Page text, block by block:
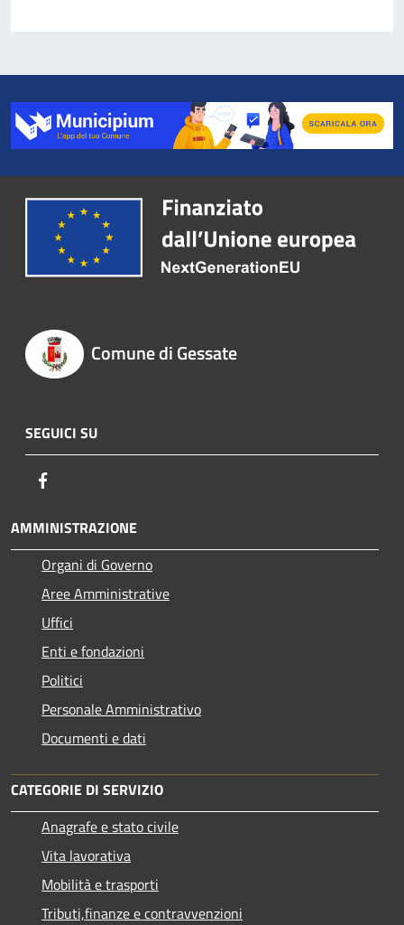
Comune di Gessate
SEGUICI SU
AMMINISTRAZIONE
Organi di Governo
Aree Amministrative
Uffici
Enti e fondazioni
Politici
Personale Amministrativo
Documenti e dati
CATEGORIE DI SERVIZIO
Anagrafe e stato civile
Vita lavorativa
Mobilità e trasporti
Tributi,finanze e contravvenzioni